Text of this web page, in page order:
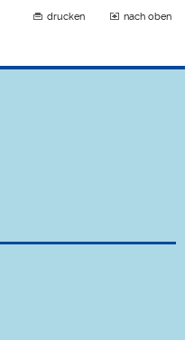
drucken nach oben